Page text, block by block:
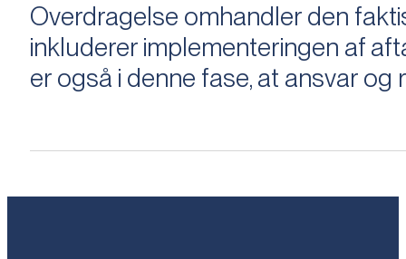
Overdragelse omhandler den
inkluderer implementeringen af
er også i denne fase, at ansvar